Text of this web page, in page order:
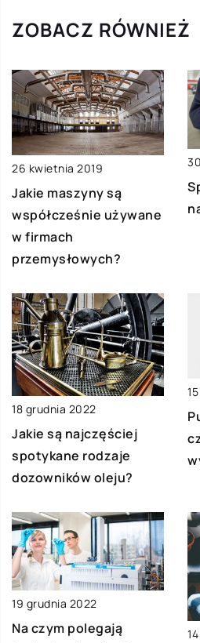
ZOBACZ RÓWNIEŻ
26 kwietnia 2019
Jakie maszyny są
współcześnie używane
w firmach
przemysłowych?
18 grudnia 2022
Jakie są najczęściej
spotykane rodzaje
dozowników oleju?
19 grudnia 2022
Na czym polegają